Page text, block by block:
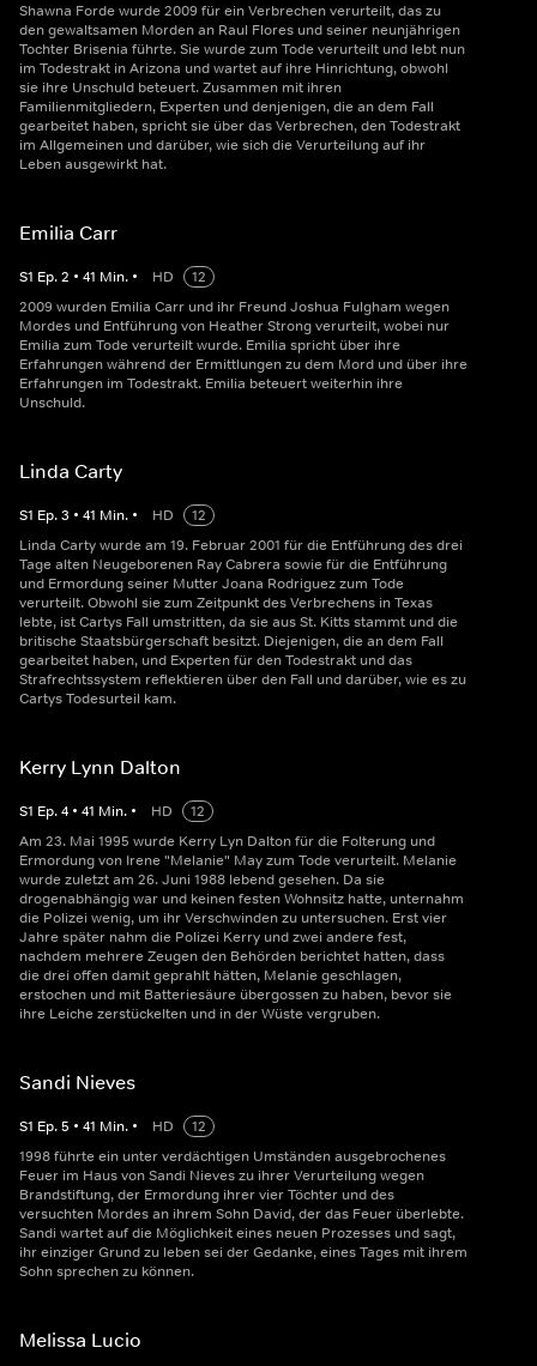
Shawna Forde wurde 2009 für ein Verbrechen verurteilt, das zu
den gewaltsamen Morden an Raul Flores und seiner neunjährigen
Tochter Brisenia führte. Sie wurde zum Tode verurteilt und lebt nun
im Todestrakt in Arizona und wartet auf ihre Hinrichtung, obwohl
sie ihre Unschuld beteuert. Zusammen mit ihren
Familienmitgliedern, Experten und denjenigen, die an dem Fall
gearbeitet haben, spricht sie über das Verbrechen, den Todestrakt
im Allgemeinen und darüber, wie sich die Verurteilung auf ihr
Leben ausgewirkt hat.
Emilia Carr
S1 Ep.2 • 41 Min. • HD
12
2009 wurden Emilia Carr und ihr Freund Joshua Fulgham wegen
Mordes und Entführung von Heather Strong verurteilt, wobei nur
Emilia zum Tode verurteilt wurde. Emilia spricht über ihre
Erfahrungen während der Ermittlungen zu dem Mord und über ihre
Erfahrungen im Todestrakt. Emilia beteuert weiterhin ihre
Unschuld.
Linda Carty
S1 Ep.3 • 41 Min. • HD
12
Linda Carty wurde am 19. Februar 2001 für die Entführung des drei
Tage alten Neugeborenen Ray Cabrera sowie für die Entführung
und Ermordung seiner Mutter Joana Rodriguez zum Tode
verurteilt. Obwohl sie zum Zeitpunkt des Verbrechens in Texas
lebte, ist Cartys Fall umstritten, da sie aus St. Kitts stammt und die
britische Staatsbürgerschaft besitzt. Diejenigen, die an dem Fall
gearbeitet haben, und Experten für den Todestrakt und das
Strafrechtssystem reflektieren über den Fall und darüber, wie es zu
Cartys Todesurteil kam.
Kerry Lynn Dalton
S1 Ep.4 • 41 Min. • HD
12
Am 23. Mai 1995 wurde Kerry Lyn Dalton für die Folterung und
Ermordung von Irene "Melanie" May zum Tode verurteilt. Melanie
wurde zuletzt am 26. Juni 1988 lebend gesehen. Da sie
drogenabhängig war und keinen festen Wohnsitz hatte, unternahm
die Polizei wenig, um ihr Verschwinden zu untersuchen. Erst vier
Jahre später nahm die Polizei Kerry und zwei andere fest,
nachdem mehrere Zeugen den Behörden berichtet hatten, dass
die drei offen damit geprahlt hätten, Melanie geschlagen,
erstochen und mit Batteriesäure übergossen zu haben, bevor sie
ihre Leiche zerstückelten und in der Wüste vergruben.
Sandi Nieves
S1 Ep.5 • 41 Min. • HD
12
1998 führte ein unter verdächtigen Umständen ausgebrochenes
Feuer im Haus von Sandi Nieves zu ihrer Verurteilung wegen
Brandstiftung, der Ermordung ihrer vier Töchter und des
versuchten Mordes an ihrem Sohn David, der das Feuer überlebte.
Sandi wartet auf die Möglichkeit eines neuen Prozesses und sagt,
ihr einziger Grund zu leben sei der Gedanke, eines Tages mit ihrem
Sohn sprechen zu können.
Melissa Lucio